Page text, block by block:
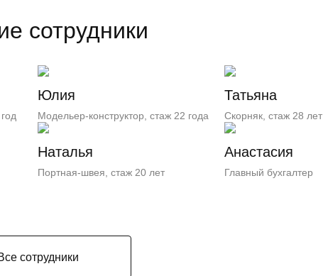
сотрудники
Юлия
Модельер-конструктор, стаж 22 года
Татьяна
Скорняк, стаж 28 лет
Наталья
Портная-швея, стаж 20 лет
Анастасия
Главный бухгалтер
сотрудники